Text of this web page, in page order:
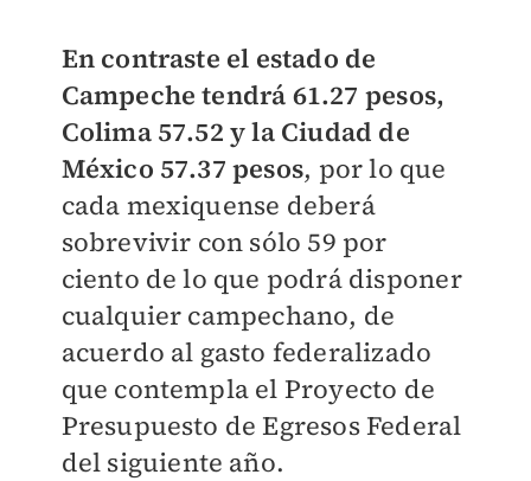
En contraste el estado de
Campeche tendrá 61.27 pesos,
Colima 57.52 y la Ciudad de
México 57.37 pesos, por lo que
cada mexiquense deberá
sobrevivir con sólo 59 por
ciento de lo que podrá disponer
cualquier campechano, de
acuerdo al gasto federalizado
que contempla el Proyecto de
Presupuesto de Egresos Federal
del siguiente año.